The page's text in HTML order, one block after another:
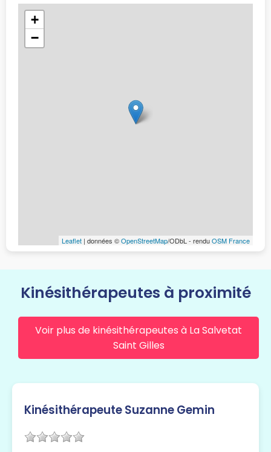
+
−
Leaflet | données ©OpenStreetMap/ODbL - renduOSM France
Kinésithérapeutes à proximité
Voir plus de kinésithérapeutes à La Salvetat
Saint Gilles
Kinésithérapeute Suzanne Gemin